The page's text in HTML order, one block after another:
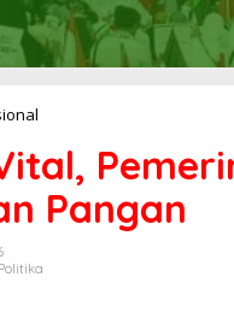
a
n
p
Pangan
Politika